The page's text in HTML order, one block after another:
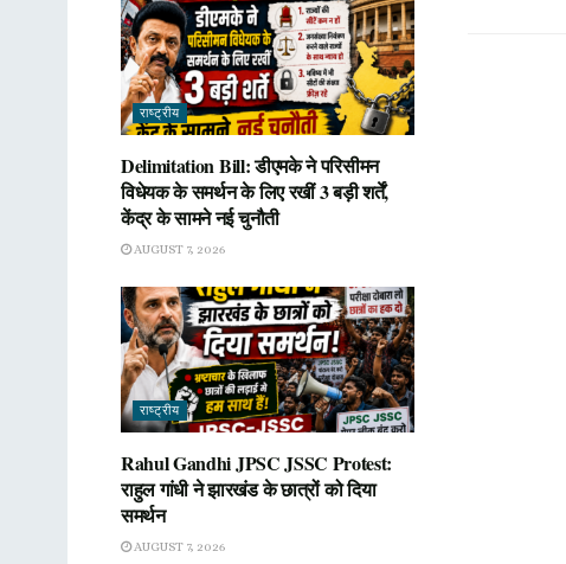
राष्ट्रीय
Delimitation Bill: डीएमके ने परिसीमन
विधेयक के समर्थन के लिए रखीं 3 बड़ी शर्तें,
केंद्र के सामने नई चुनौती
AUGUST 7, 2026
राष्ट्रीय
Rahul Gandhi JPSC JSSC Protest:
राहुल गांधी ने झारखंड के छात्रों को दिया
समर्थन
AUGUST 7, 2026